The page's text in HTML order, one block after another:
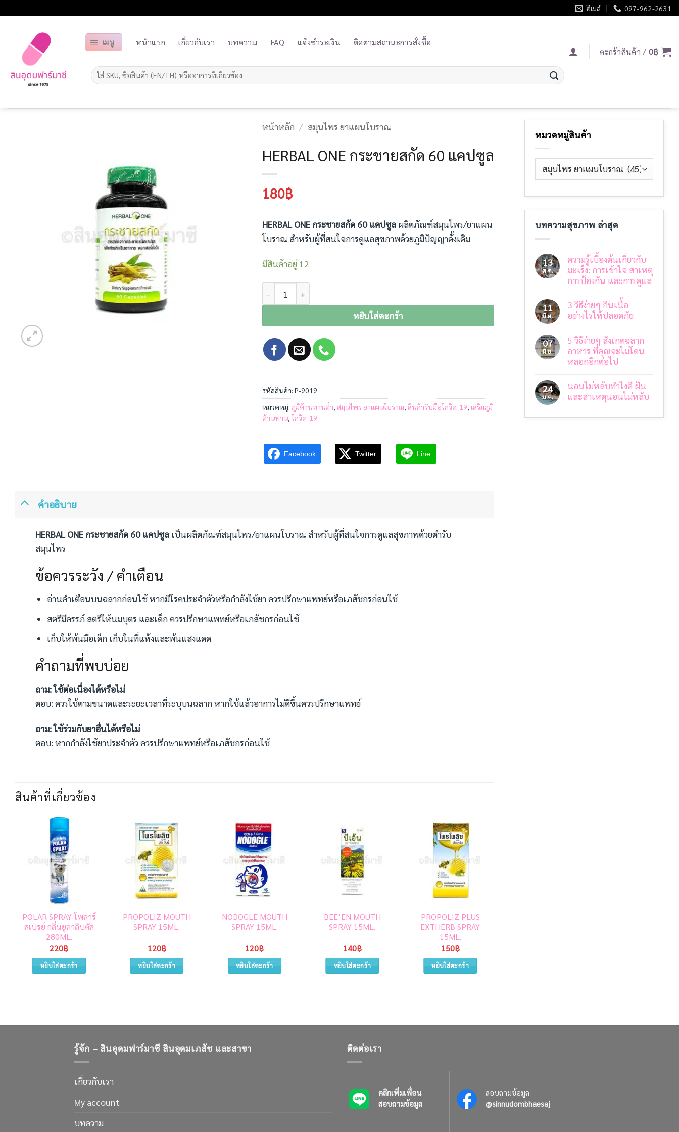
เนื้อหา
อีเมล์ 097-962-2631
เมนู หน้าแรก เกี่ยวกับเรา บทความ FAQ แจ้งชำระเงิน ติดตามสถานะการสั่งซื้อ
ค้นหา:
ตะกร้าสินค้า /0฿
หน้าหลัก / สมุนไพร ยาแผนโบราณ
HERBAL ONE กระชายสกัด 60 แคปซูล
180฿
HERBAL ONE กระชายสกัด 60 แคปซูล ผลิตภัณฑ์สมุนไพร/ยาแผน
โบราณ สำหรับผู้ที่สนใจการดูแลสุขภาพด้วยภูมิปัญญาดั้งเดิม
มีสินค้าอยู่ 12
หยิบใส่ตะกร้า
รหัสสินค้า: P-9019
หมวดหมู่: ภูมิต้านทานต่ำ, สมุนไพร ยาแผนโบราณ, สินค้ารับมือโควิด-19, เสริมภูมิ
ต้านทาน,โควิด-19
Facebook Twitter Line
คำอธิบาย
HERBAL ONE กระชายสกัด 60 แคปซูล เป็นผลิตภัณฑ์สมุนไพร/ยาแผนโบราณ สำหรับผู้ที่สนใจการดูแลสุขภาพด้วยตำรับ
สมุนไพร
ข้อควรระวัง / คำเตือน
อ่านคำเตือนบนฉลากก่อนใช้ หากมีโรคประจำตัวหรือกำลังใช้ยา ควรปรึกษาแพทย์หรือเภสัชกรก่อนใช้
สตรีมีครรภ์ สตรีให้นมบุตร และเด็ก ควรปรึกษาแพทย์หรือเภสัชกรก่อนใช้
เก็บให้พ้นมือเด็ก เก็บในที่แห้งและพ้นแสงแดด
คำถามที่พบบ่อย
ถาม: ใช้ต่อเนื่องได้หรือไม่
ตอบ: ควรใช้ตามขนาดและระยะเวลาที่ระบุบนฉลาก หากใช้แล้วอาการไม่ดีขึ้นควรปรึกษาแพทย์
ถาม: ใช้ร่วมกับยาอื่นได้หรือไม่
ตอบ: หากกำลังใช้ยาประจำตัว ควรปรึกษาแพทย์หรือเภสัชกรก่อนใช้
สินค้าที่เกี่ยวข้อง
POLAR SPRAY โพลาร์
สเปรย์ กลิ่นยูคาลิปตัส
280ML.
220฿
หยิบใส่ตะกร้า
PROPOLIZ MOUTH
SPRAY 15ML.
120฿
หยิบใส่ตะกร้า
NODOGLE MOUTH
SPRAY 15ML.
120฿
หยิบใส่ตะกร้า
BEE’EN MOUTH
SPRAY 15ML.
140฿
หยิบใส่ตะกร้า
PROPOLIZ PLUS
EXTHERB SPRAY
15ML.
150฿
หยิบใส่ตะกร้า
หมวดหมู่สินค้า
บทความสุขภาพ ล่าสุด
13
ต.ค.
ความรู้เบื้องต้นเกี่ยวกับ
มะเร็ง: การเข้าใจ สาเหตุ
การป้องกัน และการดูแล
เห็น
บน
ความ
ต้น
เกี่ยว
กับ
มะเร็ง:
สาเหตุ
การ
ป้องกัน
ดูแล
11
มิ.ย.
3 วิธีง่ายๆ กินเนื้อ
อย่างไรให้ปลอดภัย
เห็น
3
วิธี
เนื้อ
อย่างไร
ให้
07
มิ.ย.
5 วิธีง่ายๆ สังเกตฉลาก
อาหาร ที่คุณจะไม่โดน
หลอกอีกต่อไป
เห็น
บน
5
24
ม.ค.
นอนไม่หลับทำไงดี ฝัน
และสาเหตุนอนไม่หลับ
รู้จัก – สินอุดมฟาร์มาซี สินอุดมเภสัช และสาขา
เกี่ยวกับเรา
My account
บทความ
ติดต่อเรา
คลิกเพิ่มเพื่อน
สอบถามข้อมูล
สอบถามข้อมูล
@sinnudombhaesaj